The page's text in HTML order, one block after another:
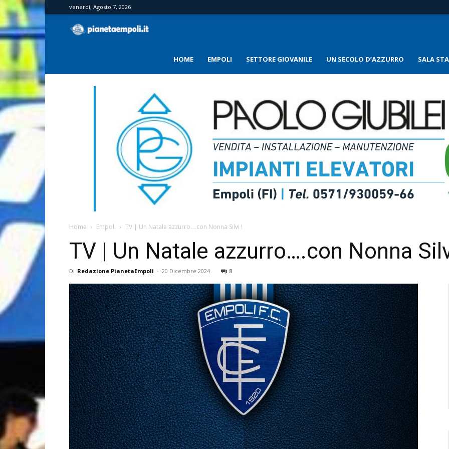
venerdì, Agosto 7, 2026
HOME EMPOLI SETTORE GIOVANILE UN SECOLO D’AZZURRO SALA
Home Empoli TV | Un Natale azzurro….con Nonna Silvi !
TV | Un Natale azzurro….con Nonna
Di Redazione PianetaEmpoli - 20 Dicembre 2024 8